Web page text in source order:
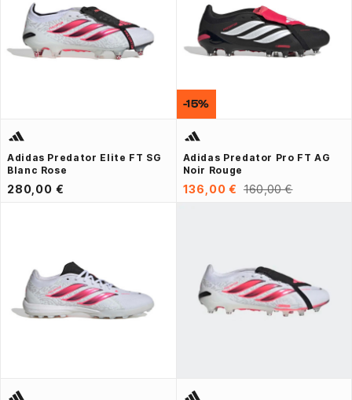
Adidas Predator Elite FT SG
Blanc Rose
280,00 €
Adidas Predator Pro FT AG
Noir Rouge
136,00 € 160,00 €
-15%